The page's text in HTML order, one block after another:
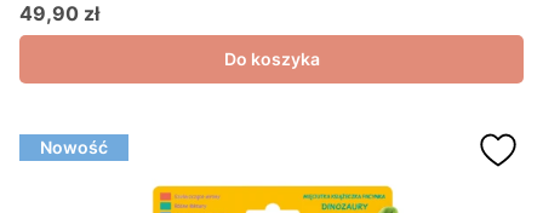
Cena
49,90 zł
Do koszyka
Nowość